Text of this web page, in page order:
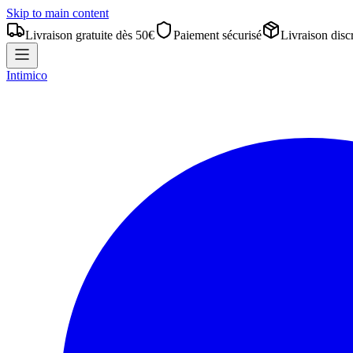
Skip to main content
Livraison gratuite dès 50€
Paiement sécurisé Livraison
Intimico